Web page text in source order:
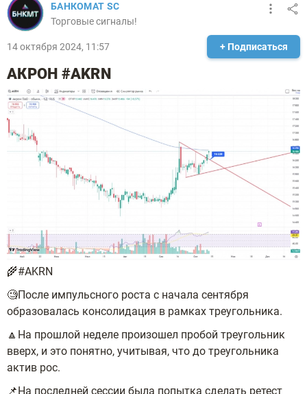
БАНКОМАТ SC
Торговые сигналы!
14 октября 2024, 11:57 + Подписаться
АКРОН #AKRN
🌾#AKRN
🧐После импульсного роста с начала сентября
образовалась консолидация в рамках треугольника.
🔼На прошлой неделе произошел пробой треугольник
вверх, и это понятно, учитывая, что до треугольника
актив рос.
📌На последней сессии была попытка сделать ретест